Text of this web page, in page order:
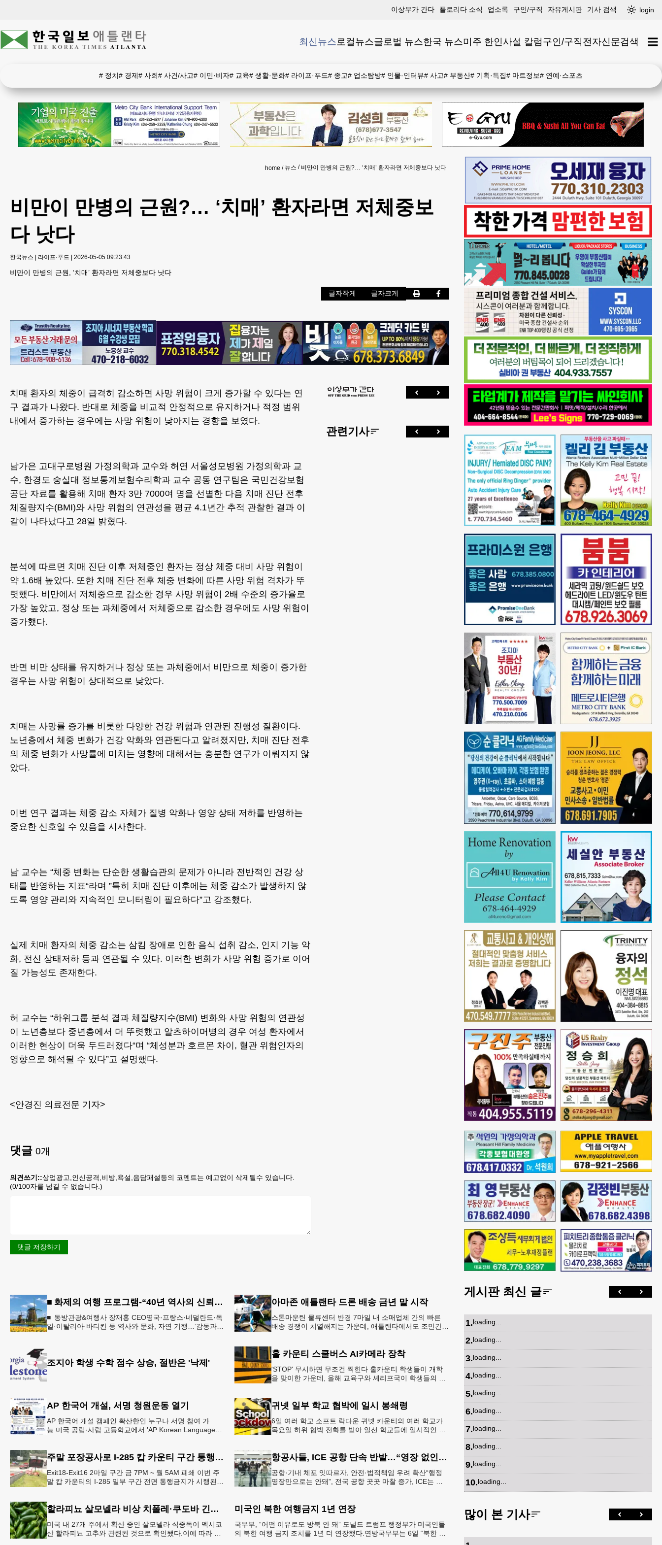
이상무가 간다 플로리다 소식 업소록 구인/구직 자유게시판 기사 검색 login
최신뉴스로컬뉴스글로벌 뉴스한국 뉴스미주 한인사설 칼럼구인/구직전자신문검색
# 정치# 경제# 사회# 사건/사고# 이민·비자# 교육# 생활·문화# 라이프·푸드# 종교# 업소탐방# 인물·인터뷰# 사고# 부동산# 기획·특집# 마트정보# 연예·스포츠
home 뉴스 비만이 만병의 근원?… ‘치매’ 환자라면 저체중보다 낫다
비만이 만병의 근원?… ‘치매’ 환자라면 저체중보
다 낫다
한국뉴스 | 라이프·푸드 | 2026-05-05 09:23:43
비만이 만병의 근원, ‘치매’ 환자라면 저체중보다 낫다
글자작게 글자크게
치매 환자의 체중이 급격히 감소하면 사망 위험이 크게 증가할 수 있다는 연
구 결과가 나왔다. 반대로 체중을 비교적 안정적으로 유지하거나 적정 범위
내에서 증가하는 경우에는 사망 위험이 낮아지는 경향을 보였다.
남가은 고대구로병원 가정의학과 교수와 허연 서울성모병원 가정의학과 교
수, 한경도 숭실대 정보통계보험수리학과 교수 공동 연구팀은 국민건강보험
공단 자료를 활용해 치매 환자 3만 7000여 명을 선별한 다음 치매 진단 전후
체질량지수(BMI)와 사망 위험의 연관성을 평균 4.1년간 추적 관찰한 결과 이
같이 나타났다고 28일 밝혔다.
분석에 따르면 치매 진단 이후 저체중인 환자는 정상 체중 대비 사망 위험이
약 1.6배 높았다. 또한 치매 진단 전후 체중 변화에 따른 사망 위험 격차가 뚜
렷했다. 비만에서 저체중으로 감소한 경우 사망 위험이 2배 수준의 증가율로
가장 높았고, 정상 또는 과체중에서 저체중으로 감소한 경우에도 사망 위험이
증가했다.
반면 비만 상태를 유지하거나 정상 또는 과체중에서 비만으로 체중이 증가한
경우는 사망 위험이 상대적으로 낮았다.
치매는 사망률 증가를 비롯한 다양한 건강 위험과 연관된 진행성 질환이다.
노년층에서 체중 변화가 건강 악화와 연관된다고 알려졌지만, 치매 진단 전후
의 체중 변화가 사망률에 미치는 영향에 대해서는 충분한 연구가 이뤄지지 않
았다.
이번 연구 결과는 체중 감소 자체가 질병 악화나 영양 상태 저하를 반영하는
중요한 신호일 수 있음을 시사한다.
남 교수는 “체중 변화는 단순한 생활습관의 문제가 아니라 전반적인 건강 상
태를 반영하는 지표“라며 ”특히 치매 진단 이후에는 체중 감소가 발생하지 않
도록 영양 관리와 지속적인 모니터링이 필요하다”고 강조했다.
실제 치매 환자의 체중 감소는 삼킴 장애로 인한 음식 섭취 감소, 인지 기능 악
화, 전신 상태저하 등과 연관될 수 있다. 이러한 변화가 사망 위험 증가로 이어
질 가능성도 존재한다.
허 교수는 “하위그룹 분석 결과 체질량지수(BMI) 변화와 사망 위험의 연관성
이 노년층보다 중년층에서 더 뚜렷했고 알츠하이머병의 경우 여성 환자에서
이러한 현상이 더욱 두드러졌다“며 “체성분과 호르몬 차이, 혈관 위험인자의
영향으로 해석될 수 있다”고 설명했다.
<안경진 의료전문 기자>
댓글 0개
의견쓰기::상업광고,인신공격,비방,욕설,음담패설등의 코멘트는 예고없이 삭제될수 있습니다.
(0/100자를 넘길 수 없습니다.)
댓글 저장하기
관련기사
■ 화제의 여행 프로그램-“40년 역사의 신뢰… 서유럽 8개국 13일 대장정”
■ 동방관광&여행사 장재홍 CEO영국·프랑스·네덜란드·독
일·이탈리아·바티칸 등 역사와 문화, 자연 기행…‘감동과
아마존 애틀랜타 드론 배송 금년 말 시작
스톤마운틴 물류센터 반경 7마일 내 소매업체 간의 빠른
배송 경쟁이 치열해지는 가운데, 애틀랜타에서도 조만간
조지아 학생 수학 점수 상승, 절반은 '낙제'
홀 카운티 스쿨버스 AI카메라 장착
'STOP' 무시하면 무조건 찍힌다 홀카운티 학생들이 개학
을 맞이한 가운데, 올해 교육구와 셰리프국이 학생들의 안
AP 한국어 개설, 서명 청원운동 열기
AP 한국어 개설 캠페인 확산한인 누구나 서명 참여 가
능 미국 공립·사립 고등학교에서 'AP Korean Language
귀넷 일부 학교 협박에 일시 봉쇄령
6일 여러 학교 소프트 락다운 귀넷 카운티의 여러 학교가
목요일 허위 협박 전화를 받아 일선 학교들에 일시적인 봉
주말 포장공사로 I-285 캅 카운티 구간 통행금지
Exit18-Exit16 2마일 구간 금 7PM ~ 월 5AM 폐쇄 이번 주
말 캅 카운티의 I-285 일부 구간 전면 통행금지가 시행된
항공사들, ICE 공항 단속 반발…“영장 없인 협조 불가”
공항·기내 체포 잇따르자, 안전·법적책임 우려 확산“행정
영장만으로는 안돼”, 전국 공항 곳곳 마찰 증가, ICE는 공
할라피뇨 살모넬라 비상 치폴레·쿠도바 긴급 회수
미국 내 27개 주에서 확산 중인 살모넬라 식중독이 멕시코
산 할라피뇨 고추와 관련된 것으로 확인됐다.이에 따라 멕
미국인 북한 여행금지 1년 연장
국무부, “어떤 이유로도 방북 안 돼” 도널드 트럼프 행정부가 미국인들
의 북한 여행 금지 조치를 1년 더 연장했다.연방국무부는 6일 “북한 내
게시판 최신 글
1.loading...
2.loading...
3.loading...
4.loading...
5.loading...
6.loading...
7.loading...
8.loading...
9.loading...
10.loading...
많이 본 기사